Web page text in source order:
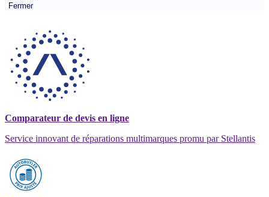
Fermer
Comparateur de devis en ligne
Service innovant de réparations multimarques promu par Stellantis